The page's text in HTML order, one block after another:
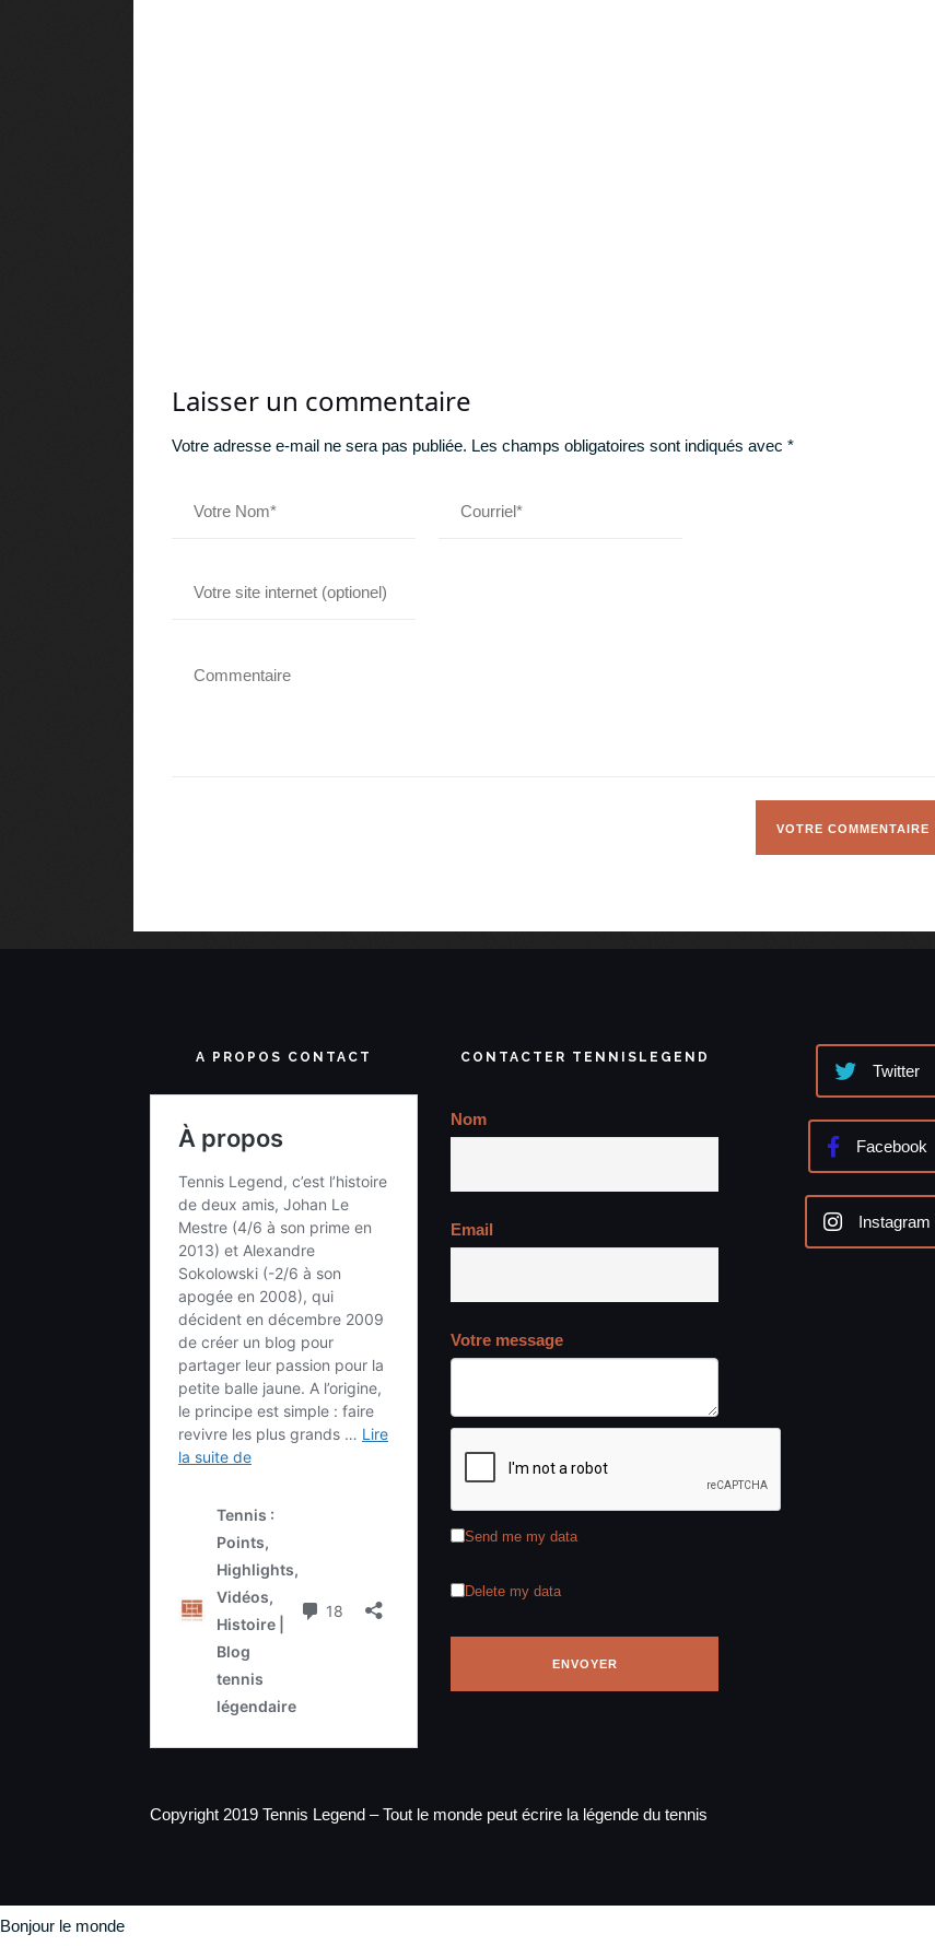
Laisser un commentaire
Votre adresse e-mail ne sera pas publiée. Les champs obligatoires sont indiqués avec *
A PROPOS CONTACT CONTACTER TENNISLEGEND
Nom
Email
Votre message
Send me my data
Delete my data
Twitter
Facebook
Instagram
Copyright 2019 Tennis Legend – Tout le monde peut écrire la légende du tennis
Bonjour le monde